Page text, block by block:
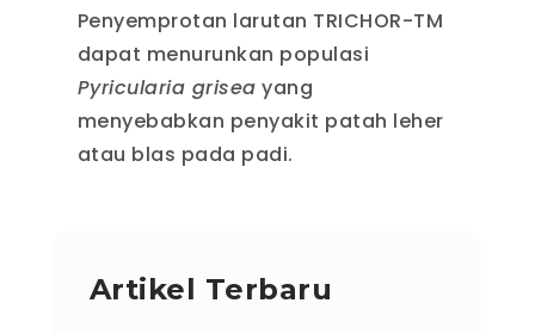
Penyemprotan larutan TRICHOR-TM
dapat menurunkan populasi
Pyricularia grisea yang
menyebabkan penyakit patah leher
atau blas pada padi.
Artikel Terbaru